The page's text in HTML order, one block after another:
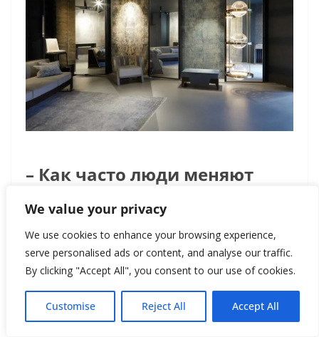
We value your privacy
We use cookies to enhance your browsing experience,
serve personalised ads or content, and analyse our traffic.
By clicking "Accept All", you consent to our use of cookies.
Customise Reject All Accept All
– Как часто люди меняют
ковры у себя дома?
– По-разному. Кто-то покупает
ковёр в новый дом, а кто-то
хочет всего лишь освежить